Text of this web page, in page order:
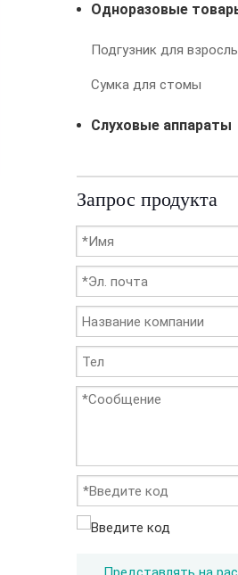
Подгузник для
Сумка для стомы
Слуховые аппараты
Запрос продукта